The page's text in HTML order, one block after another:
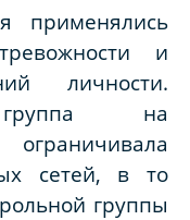
применялись
и
личности.
группа на
сетей, в то
группы